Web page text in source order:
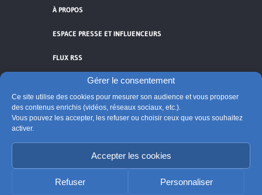
Gérer le consentement
Ce site utilise des cookies pour mesurer son audience et vous proposer
des contenus enrichis (vidéos, réseaux sociaux, etc.).
Vous pouvez les accepter, les refuser ou choisir ceux que vous souhaitez
activer.
Accepter les cookies
Refuser Personnaliser
À PROPOS
ESPACE PRESSE ET INFLUENCEURS
FLUX RSS
Cliquez pour accepter les cookies de
contenu.
© Église catholique en France
Édité par la Conférence des évêques de France
Suivre @Eglisecatho